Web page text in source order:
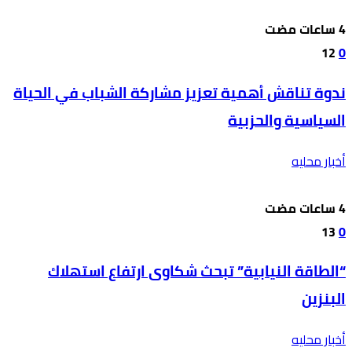
0
12
ندوة تناقش أهمية تعزيز مشاركة الشباب في الحياة
السياسية والحزبية
أخبار محليه
0
13
“الطاقة النيابية” تبحث شكاوى ارتفاع استهلاك
البنزين
أخبار محليه